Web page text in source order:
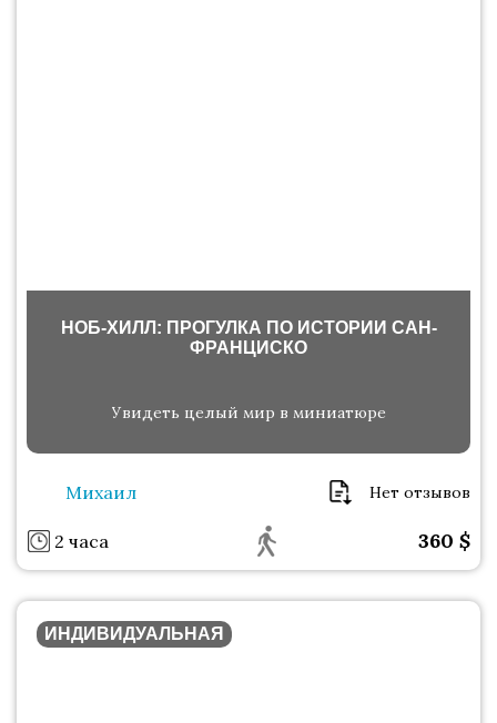
НОБ-ХИЛЛ: ПРОГУЛКА ПО ИСТОРИИ САН-
ФРАНЦИСКО
Увидеть целый мир в миниатюре
Михаил Нет отзывов
2 часа 360 $
ИНДИВИДУАЛЬНАЯ